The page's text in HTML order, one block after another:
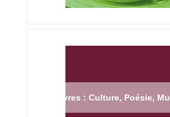
Livres : Culture, Poésie,